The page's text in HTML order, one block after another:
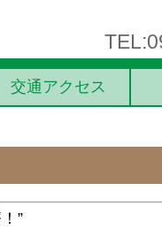
交通アクセス
”